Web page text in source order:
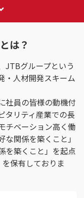
は？
JTBグループという
・人材開発スキーム
社員の皆様の動機付
タリティ産業での長
チベーション高く働
関係を築くこと」
を築くこと」を起点
保有しておりま